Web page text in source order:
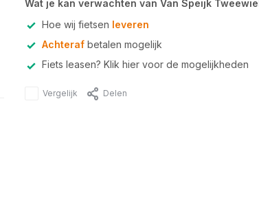
Wat je kan verwachten van Van Speijk
Hoe wij fietsen leveren
Achterafbetalen mogelijk
Fiets leasen? Klik hier voor de mogelijkheden
Vergelijk Delen